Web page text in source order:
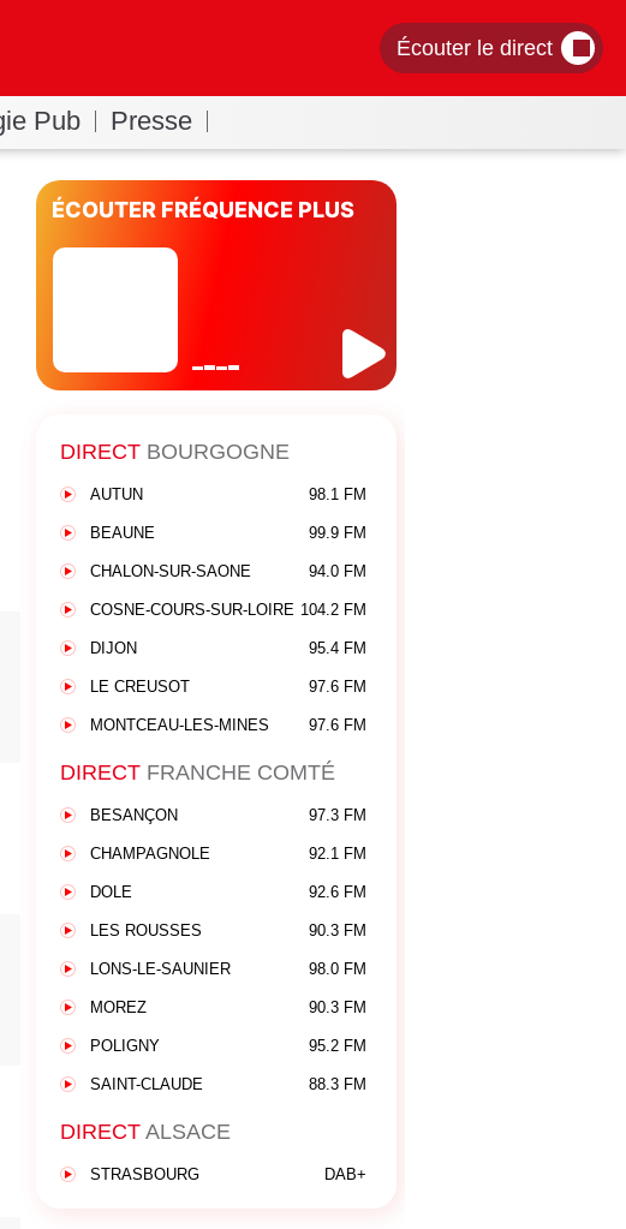
Écouter le direct
Pub Presse
ÉCOUTER FRÉQUENCE PLUS
DIRECTBOURGOGNE
AUTUN 98.1 FM
BEAUNE 99.9 FM
CHALON-SUR-SAONE 94.0 FM
COSNE-COURS-SUR-LOIRE 104.2 FM
DIJON 95.4 FM
LE CREUSOT 97.6 FM
MONTCEAU-LES-MINES 97.6 FM
DIRECTFRANCHE COMTÉ
BESANÇON 97.3 FM
CHAMPAGNOLE 92.1 FM
DOLE 92.6 FM
LES ROUSSES 90.3 FM
LONS-LE-SAUNIER 98.0 FM
MOREZ 90.3 FM
POLIGNY 95.2 FM
SAINT-CLAUDE 88.3 FM
DIRECTALSACE
STRASBOURG DAB+